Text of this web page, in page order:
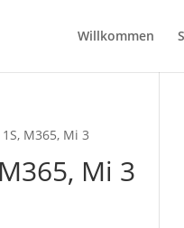
Willkommen
M365, Mi 3
Mi 3